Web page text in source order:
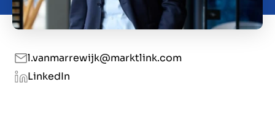
l.vanmarrewijk@marktlink.com
LinkedIn